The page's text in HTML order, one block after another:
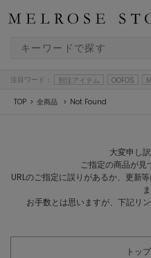
注目ワード： 別注アイテム OOFOS
TOP 全商品 Not Found
大変申し
ご指定の商品が見
URLのご指定に誤りがあるか、更新
お手数とは思いますが、下記リ
トッ